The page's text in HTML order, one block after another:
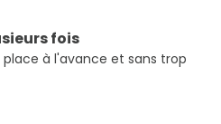
fois
place à l'avance et sans trop